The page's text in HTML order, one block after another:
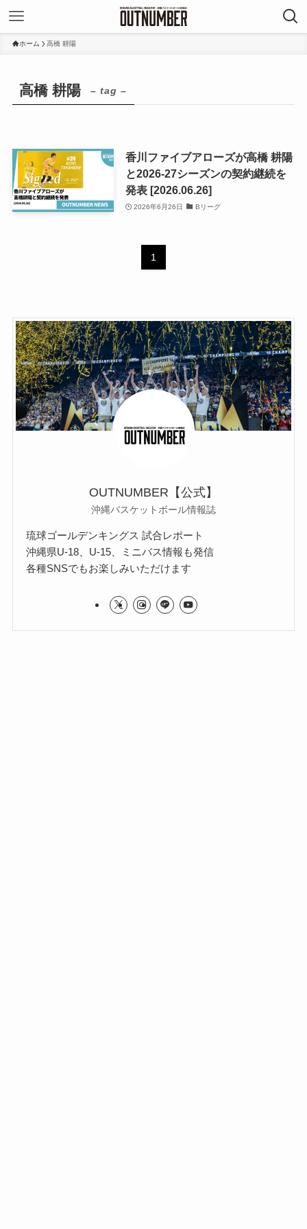
ホーム 高橋 耕陽
高橋 耕陽 – tag –
香川ファイブアローズが高橋 耕陽
と2026-27シーズンの契約継続を
発表 [2026.06.26]
2026年6月26日 Bリーグ
1
OUTNUMBER【公式】
沖縄バスケットボール情報誌
琉球ゴールデンキングス 試合レポート
沖縄県U-18、U-15、ミニバス情報も発信
各種SNSでもお楽しみいただけます